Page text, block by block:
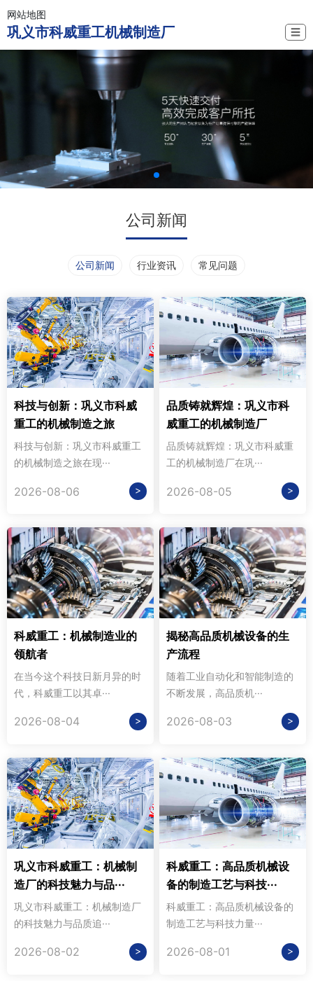
网站地图
巩义市科威重工机械制造厂 ☰
公司新闻
公司新闻 行业资讯 常见问题
科技与创新：巩义市科威
重工的机械制造之旅
科技与创新：巩义市科威重工
的机械制造之旅在现···
2026-08-06 >
品质铸就辉煌：巩义市科
威重工的机械制造厂
品质铸就辉煌：巩义市科威重
工的机械制造厂在巩···
2026-08-05 >
科威重工：机械制造业的
领航者
在当今这个科技日新月异的时
代，科威重工以其卓···
2026-08-04 >
揭秘高品质机械设备的生
产流程
随着工业自动化和智能制造的
不断发展，高品质机···
2026-08-03 >
巩义市科威重工：机械制
造厂的科技魅力与品···
巩义市科威重工：机械制造厂
的科技魅力与品质追···
2026-08-02 >
科威重工：高品质机械设
备的制造工艺与科技···
科威重工：高品质机械设备的
制造工艺与科技力量···
2026-08-01 >